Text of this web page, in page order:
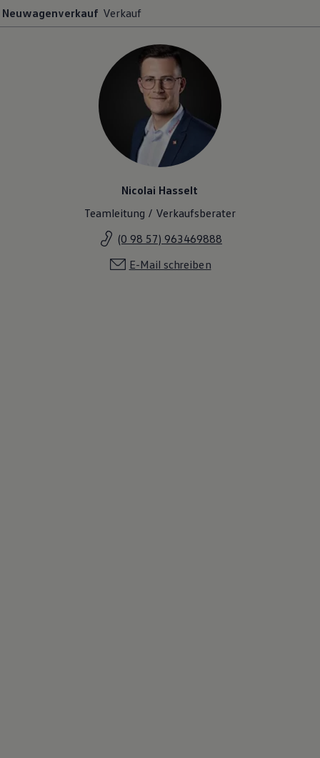
Neuwagenverkauf Verkauf
Nicolai Hasselt
Teamleitung / Verkaufsberater
(0 98 57) 963469888
E-Mail schreiben